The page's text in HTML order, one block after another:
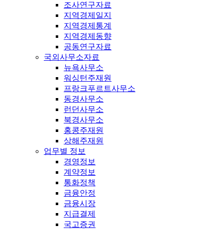
조사연구자료
지역경제일지
지역경제통계
지역경제동향
공동연구자료
국외사무소자료
뉴욕사무소
워싱턴주재원
프랑크푸르트사무소
동경사무소
런던사무소
북경사무소
홍콩주재원
상해주재원
업무별 정보
경영정보
계약정보
통화정책
금융안정
금융시장
지급결제
국고증권